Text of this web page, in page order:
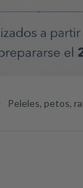
Peleles, petos,